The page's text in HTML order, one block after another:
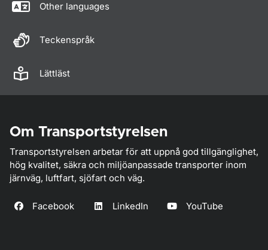
Other languages
Teckenspråk
Lättläst
Om Transportstyrelsen
Transportstyrelsen arbetar för att uppnå god tillgänglighet,
hög kvalitet, säkra och miljöanpassade transporter inom
järnväg, luftfart, sjöfart och väg.
Facebook LinkedIn YouTube